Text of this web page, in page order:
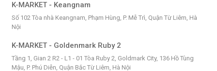
K-MARKET - Keangnam
Số 102 Tòa nhà Keangnam, Phạm Hùng, P. Mễ Trì, Quận Từ Liêm, Hà
Nội
K-MARKET - Goldenmark Ruby 2
Tầng 1, Gian 2 R2 - L1 - 01 Tòa Ruby 2, Goldmark City, 136 Hồ Tùng
Mậu, P. Phú Diễn, Quận Bắc Từ Liêm, Hà Nội